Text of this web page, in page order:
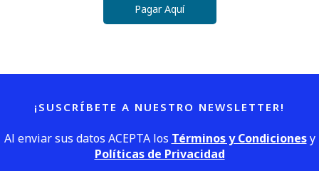
Pagar Aquí
¡SUSCRÍBETE A NUESTRO NEWSLETTER!
Al enviar sus datos ACEPTA los Términos y Condicionesy
Políticas de Privacidad